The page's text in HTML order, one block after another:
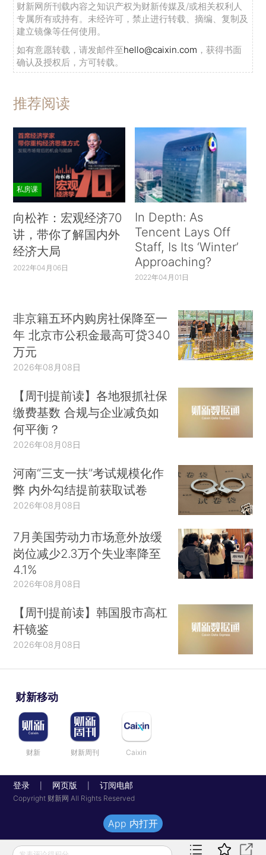
财新网所刊载内容之知识产权为财新传媒及/或相关权利人
专属所有或持有。未经许可，禁止进行转载、摘编、复制及
建立镜像等任何使用。
如有意愿转载，请发邮件至hello@caixin.com ，获得书面
确认及授权后，方可转载。
推荐阅读
私房课
向松祚：宏观经济70
讲，带你了解国内外
经济大局
2022年04月06日
In Depth: As
Tencent Lays Off
Staff, Is Its ‘Winter’
Approaching?
2022年04月01日
非京籍五环内购房社保降至一
年 北京市公积金最高可贷340
万元
2026年08月08日
【周刊提前读】各地狠抓社保
缴费基数 合规与企业减负如
何平衡？
2026年08月08日
河南“三支一扶”考试规模化作
弊 内外勾结提前获取试卷
2026年08月08日
7月美国劳动力市场意外放缓
岗位减少2.3万个失业率降至
4.1%
2026年08月08日
【周刊提前读】韩国股市高杠
杆镜鉴
2026年08月08日
财新移动
财新 财新周刊 Caixin
登录 网页版 订阅电邮
Copyright 财新网 All Rights Reserved
App 内打开